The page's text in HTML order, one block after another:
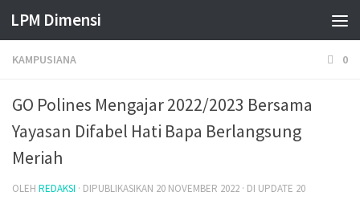
Skip to content
LPM Dimensi
KAMPUSIANA 0
GO Polines Mengajar 2022/2023 Bersama
Yayasan Difabel Hati Bapa Berlangsung
Meriah
OLEH REDAKSI · DIPUBLIKASIKAN 20 NOVEMBER 2022 · DI UPDATE 20